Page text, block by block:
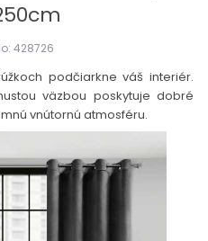
428726
podčiarkne váš interiér.
väzbou poskytuje dobré
vnútornú atmosféru.